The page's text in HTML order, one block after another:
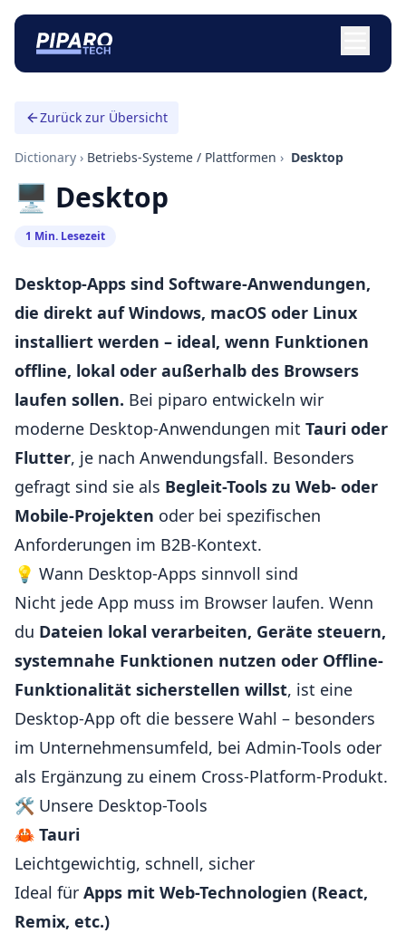
Zurück zur Übersicht
Dictionary › Betriebs-Systeme / Plattformen › ️ Desktop
🖥️ Desktop
1 Min. Lesezeit
Desktop-Apps sind Software-Anwendungen,
die direkt auf Windows, macOS oder Linux
installiert werden – ideal, wenn Funktionen
offline, lokal oder außerhalb des Browsers
laufen sollen. Bei piparo entwickeln wir
moderne Desktop-Anwendungen mit Tauri oder
Flutter, je nach Anwendungsfall. Besonders
gefragt sind sie als Begleit-Tools zu Web- oder
Mobile-Projekten oder bei spezifischen
Anforderungen im B2B-Kontext.
💡 Wann Desktop-Apps sinnvoll sind
Nicht jede App muss im Browser laufen. Wenn
du Dateien lokal verarbeiten, Geräte steuern,
systemnahe Funktionen nutzen oder Offline-
Funktionalität sicherstellen willst, ist eine
Desktop-App oft die bessere Wahl – besonders
im Unternehmensumfeld, bei Admin-Tools oder
als Ergänzung zu einem Cross-Platform-Produkt.
🛠️ Unsere Desktop-Tools
🦀 Tauri
Leichtgewichtig, schnell, sicher
Ideal für Apps mit Web-Technologien (React,
Remix, etc.)